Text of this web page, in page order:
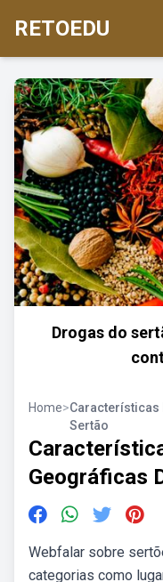
RETOEDU
Drogas do
Home>Características
Sertão
Geográficas
Webfalar sobre
categorias como